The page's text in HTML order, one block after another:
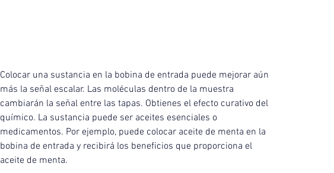
Colocar una sustancia en la bobina de entrada puede mejorar aún
más la señal escalar. Las moléculas dentro de la muestra
cambiarán la señal entre las tapas. Obtienes el efecto curativo del
químico. La sustancia puede ser aceites esenciales o
medicamentos. Por ejemplo, puede colocar aceite de menta en la
bobina de entrada y recibirá los beneficios que proporciona el
aceite de menta.